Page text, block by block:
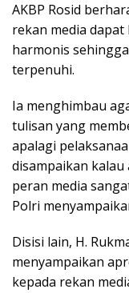
AKBP Rosid
rekan media
harmonis
terpenuhi.
Ia menghimbau
tulisan yang
apalagi
disampaikan
peran media
Polri
Disisi lain, H.
menyampaikan
kepada rekan